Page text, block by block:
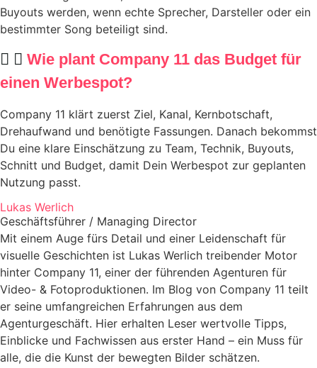
Buyouts werden, wenn echte Sprecher, Darsteller oder ein
bestimmter Song beteiligt sind.
Wie plant Company 11 das Budget für
einen Werbespot?
Company 11 klärt zuerst Ziel, Kanal, Kernbotschaft,
Drehaufwand und benötigte Fassungen. Danach bekommst
Du eine klare Einschätzung zu Team, Technik, Buyouts,
Schnitt und Budget, damit Dein Werbespot zur geplanten
Nutzung passt.
Lukas Werlich
Geschäftsführer / Managing Director
Mit einem Auge fürs Detail und einer Leidenschaft für
visuelle Geschichten ist Lukas Werlich treibender Motor
hinter Company 11, einer der führenden Agenturen für
Video- & Fotoproduktionen. Im Blog von Company 11 teilt
er seine umfangreichen Erfahrungen aus dem
Agenturgeschäft. Hier erhalten Leser wertvolle Tipps,
Einblicke und Fachwissen aus erster Hand – ein Muss für
alle, die die Kunst der bewegten Bilder schätzen.